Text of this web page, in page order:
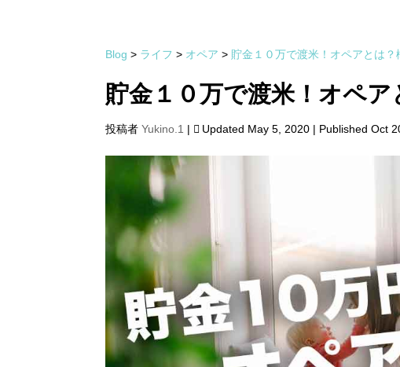
Blog > ライフ > オペア > 貯金１０万で渡米！オペアとは？
貯金１０万で渡米！オペ
投稿者Yukino.1 | Updated May 5, 2020 | Published Oct